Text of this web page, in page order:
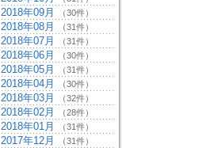
2018年09月 （30件）
2018年08月 （31件）
2018年07月 （31件）
2018年06月 （30件）
2018年05月 （31件）
2018年04月 （30件）
2018年03月 （32件）
2018年02月 （28件）
2018年01月 （31件）
2017年12月 （31件）